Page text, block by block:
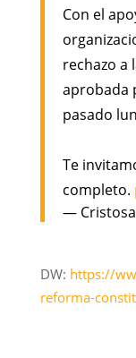
Con el
rechazo a
aprobada
pasado
Te
completo.
—
DW: https://
reforma-